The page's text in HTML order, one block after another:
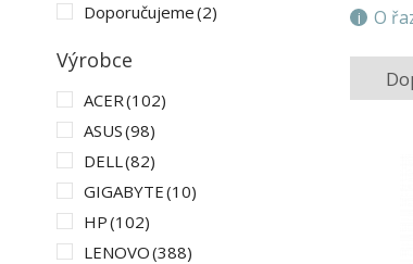
Doporučujeme(2)
Výrobce
ACER(102)
ASUS(98)
DELL(82)
GIGABYTE(10)
HP(102)
LENOVO(388)
O